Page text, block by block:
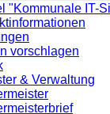
"Kommunale IT-
vorschlagen
& Verwaltung